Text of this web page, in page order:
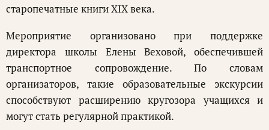
старопечатные книги XIX века.
Мероприятие организовано при поддержке
директора школы Елены Веховой, обеспечившей
транспортное сопровождение. По словам
организаторов, такие образовательные экскурсии
способствуют расширению кругозора учащихся и
могут стать регулярной практикой.